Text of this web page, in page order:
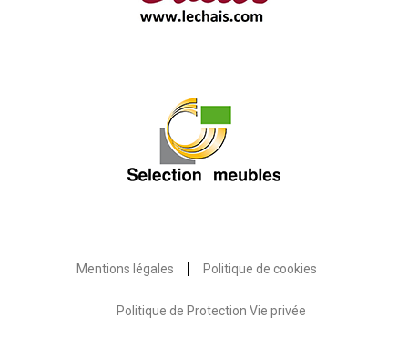
Mentions légales Politique de cookies
Politique de Protection Vie privée